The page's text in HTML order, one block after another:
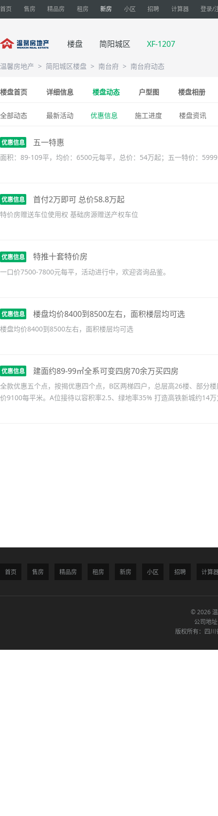
首页 售房 精品房 租房 新房 小区 招聘 计算器 登录/
楼盘 简阳城区 XF-1207
温馨房地产 > 简阳城区楼盘 > 南台府 > 南台府动态
楼盘首页 详细信息 楼盘动态 户型图 楼盘相册
全部动态 最新活动 优惠信息 施工进度 楼盘资讯
优惠信息 五一特惠
面积：89-109平，均价：6500元每平，总价：54万起；五一特价：
优惠信息 首付2万即可 总价58.8万起
特价房赠送车位使用权 基础房源赠送产权车位
优惠信息 特推十套特价房
一口价7500-7800元每平，活动进行中，欢迎咨询品鉴。
优惠信息 楼盘均价8400到8500左右，面积楼层均可选
楼盘均价8400到8500左右，面积楼层均可选
优惠信息 建面约89-99㎡全系可变四房70余万买四房
全款优惠五个点，按揭优惠四个点，B区两梯四户，总层高26楼、部分
价9100每平米。A位接待以容积率2.5、绿地率35% 打造高铁新城约14
首页 售房 精品房 租房 新房 小区 招聘 计算
© 2026
公司地
版权所有：四